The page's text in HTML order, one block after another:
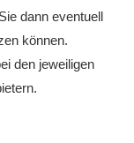
dann eventuell
können.
den jeweiligen